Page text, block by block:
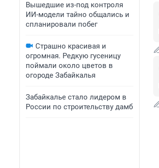
Вышедшие из-под контроля
ИИ-модели тайно общались и
спланировали побег
Страшно красивая и
огромная. Редкую гусеницу
поймали около цветов в
огороде Забайкалья
Забайкалье стало лидером в
России по строительству дамб